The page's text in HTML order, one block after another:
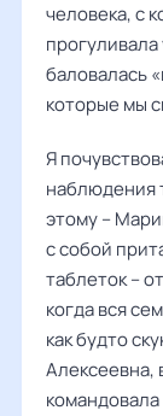
человека, с
баловалась
которые мы
Я
наблюдения
этому –
с собой
таблеток –
когда вся
как будто
Алексеевна,